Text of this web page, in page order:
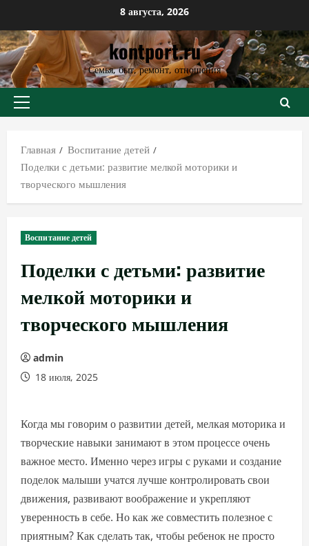
к
содержимому
8 августа, 2026
kontport.ru
Семья, быт, ремонт, отношения
Основное
Главная
Воспитание детей
Поделки с детьми: развитие мелкой моторики и
творческого мышления
Воспитание детей
Поделки с детьми: развитие
мелкой моторики и
творческого мышления
admin
18 июля, 2025
Когда мы говорим о развитии детей, мелкая моторика и
творческие навыки занимают в этом процессе очень
важное место. Именно через игры с руками и создание
поделок малыши учатся лучше контролировать свои
движения, развивают воображение и укрепляют
уверенность в себе. Но как же совместить полезное с
приятным? Как сделать так, чтобы ребенок не просто